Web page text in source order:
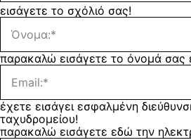
εισάγετε το σχόλιό σας!
παρακαλώ εισάγετε το όνομά σας
έχετε εισάγει εσφαλμένη
ταχυδρομείου!
παρακαλώ εισάγετε εδώ την